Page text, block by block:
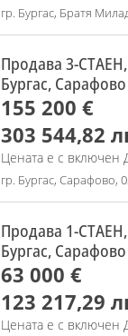
гр. Бургас, Братя
Продава 3-
Бургас, Сарафово
155 200 €
303 544,82
Цената е с включен
гр. Бургас, Сарафово,
Продава 1-
Бургас, Сарафово
63 000 €
123 217,29
Цената е с включен